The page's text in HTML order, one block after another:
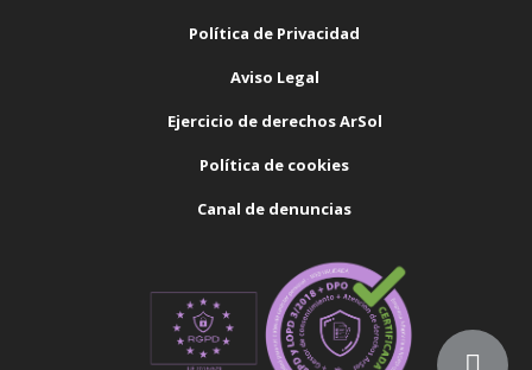
Política de Privacidad
Aviso Legal
Ejercicio de derechos ArSol
Política de cookies
Canal de denuncias